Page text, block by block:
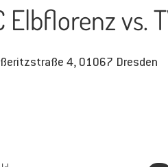
Elbflorenz vs.
4, 01067 Dresden